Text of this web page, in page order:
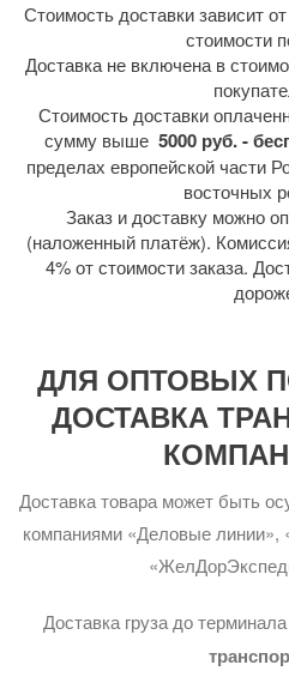
Стоимость доставки зависит
стоимости
Доставка не включена в
Стоимость доставки
сумму выше 5000 руб. -
пределах европейской части
восточных
Заказ и доставку можно
(наложенный платёж).
4% от стоимости заказа.
ДЛЯ ОПТОВЫХ
ДОСТАВКА
Доставка товара может быть
компаниями «Деловые
Доставка груза до